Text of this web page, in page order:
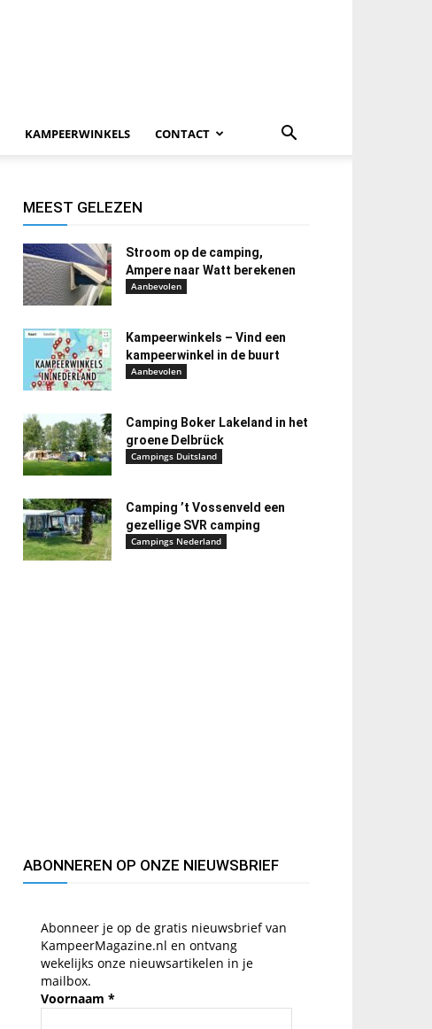
KAMPEERWINKELS CONTACT
MEEST GELEZEN
Stroom op de camping,
Ampere naar Watt berekenen
Aanbevolen
Kampeerwinkels – Vind een
kampeerwinkel in de buurt
Aanbevolen
Camping Boker Lakeland in het
groene Delbrück
Campings Duitsland
Camping ’t Vossenveld een
gezellige SVR camping
Campings Nederland
ABONNEREN OP ONZE NIEUWSBRIEF
Abonneer je op de gratis nieuwsbrief van
KampeerMagazine.nl en ontvang
wekelijks onze nieuwsartikelen in je
mailbox.
Voornaam *